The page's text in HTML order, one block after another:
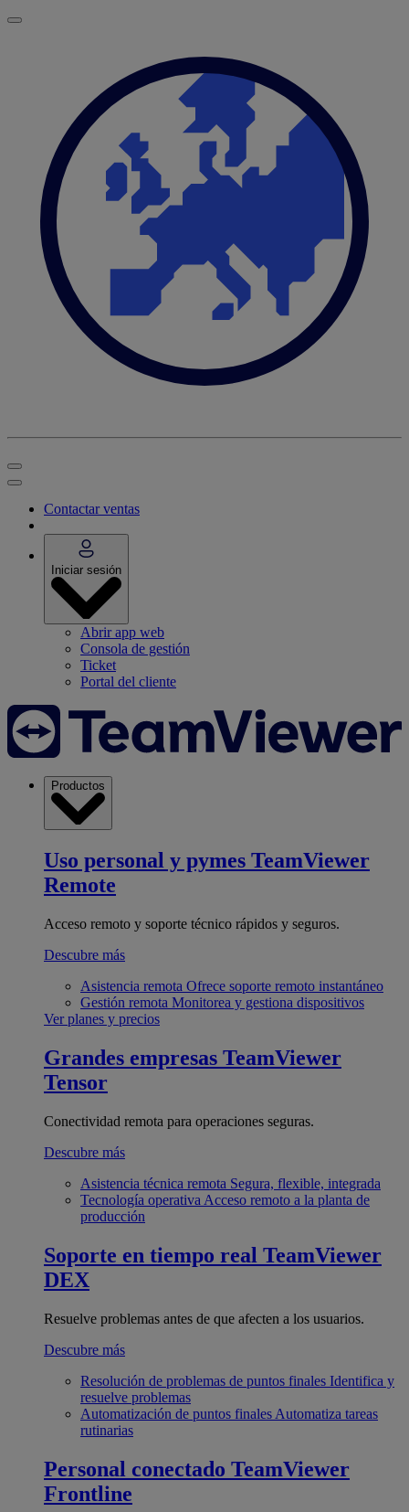
Contactar ventas
Iniciar sesión
Abrir app web
Consola de gestión
Ticket
Portal del cliente
Productos
Uso personal y pymes TeamViewer
Remote
Acceso remoto y soporte técnico rápidos y seguros.
Descubre más
Asistencia remota Ofrece soporte remoto instantáneo
Gestión remota Monitorea y gestiona dispositivos
Ver planes y precios
Grandes empresas TeamViewer
Tensor
Conectividad remota para operaciones seguras.
Descubre más
Asistencia técnica remota Segura, flexible, integrada
Tecnología operativa Acceso remoto a la planta de
producción
Soporte en tiempo real TeamViewer
DEX
Resuelve problemas antes de que afecten a los usuarios.
Descubre más
Resolución de problemas de puntos finales Identifica y
resuelve problemas
Automatización de puntos finales Automatiza tareas
rutinarias
Personal conectado TeamViewer
Frontline